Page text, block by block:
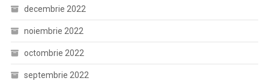
decembrie 2022
noiembrie 2022
octombrie 2022
septembrie 2022